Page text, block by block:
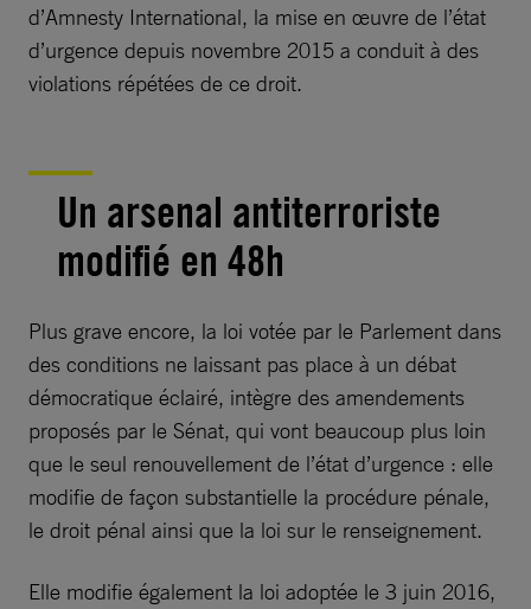
d’Amnesty International, la mise en œuvre de l’état
d’urgence depuis novembre 2015 a conduit à des
violations répétées de ce droit.
Un arsenal antiterroriste
modifié en 48h
Plus grave encore, la loi votée par le Parlement dans
des conditions ne laissant pas place à un débat
démocratique éclairé, intègre des amendements
proposés par le Sénat, qui vont beaucoup plus loin
que le seul renouvellement de l’état d’urgence : elle
modifie de façon substantielle la procédure pénale,
le droit pénal ainsi que la loi sur le renseignement.
Elle modifie également la loi adoptée le 3 juin 2016,